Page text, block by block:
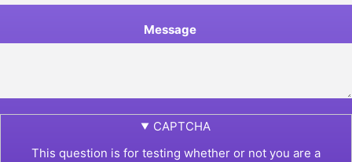
Message
CAPTCHA
This question is for testing whether or not you are a